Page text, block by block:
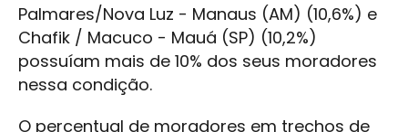
Palmares/Nova Luz - Manaus (AM) (10,6%) e
Chafik / Macuco - Mauá (SP) (10,2%)
possuíam mais de 10% dos seus moradores
nessa condição.
O percentual de moradores em trechos de